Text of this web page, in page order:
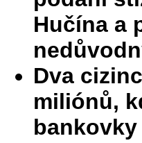
Hučína a
Dva
miliónů,